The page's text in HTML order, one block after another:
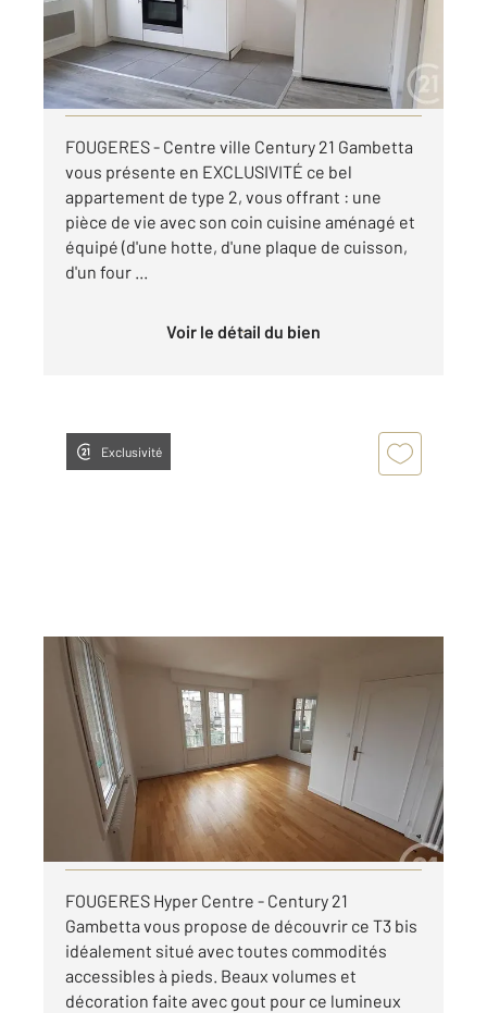
380 €
par mois charges comprises
Visiter le site dédié
FOUGERES - Centre ville Century 21 Gambetta
vous présente en EXCLUSIVITÉ ce bel
appartement de type 2, vous offrant : une
pièce de vie avec son coin cuisine aménagé et
équipé (d'une hotte, d'une plaque de cuisson,
d'un four ...
Voir le détail du bien
Exclusivité
FOUGERES 35
79 m2, 4 pièces
Ref : 6767
Appartement à louer
695 €
par mois charges comprises
Visiter le site dédié
FOUGERES Hyper Centre - Century 21
Gambetta vous propose de découvrir ce T3 bis
idéalement situé avec toutes commodités
accessibles à pieds. Beaux volumes et
décoration faite avec gout pour ce lumineux